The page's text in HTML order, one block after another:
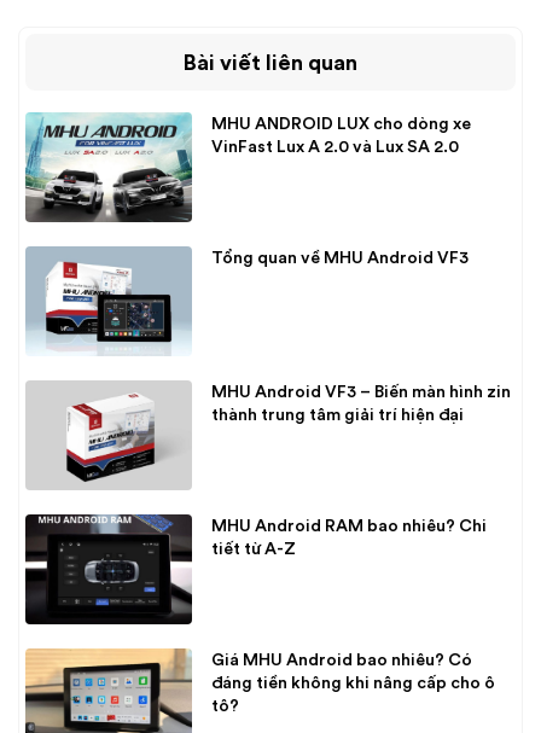
Bài viết liên quan
MHU ANDROID LUX cho dòng xe
VinFast Lux A 2.0 và Lux SA 2.0
Tổng quan về MHU Android VF3
MHU Android VF3 – Biến màn hình zin
thành trung tâm giải trí hiện đại
MHU Android RAM bao nhiêu? Chi
tiết từ A-Z
Giá MHU Android bao nhiêu? Có
đáng tiền không khi nâng cấp cho ô
tô?